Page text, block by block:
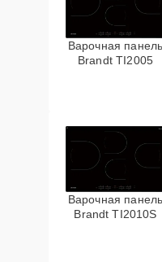
Варочная панель
Brandt TI2005
Варочная панель
Brandt TI2010S